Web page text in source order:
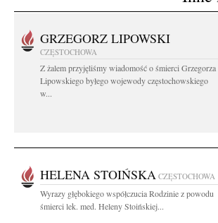
GRZEGORZ LIPOWSKI
CZĘSTOCHOWA
Z żalem przyjęliśmy wiadomość o śmierci Grzegorza
Lipowskiego byłego wojewody częstochowskiego
w...
HELENA STOIŃSKA CZĘSTOCHOWA
Wyrazy głębokiego współczucia Rodzinie z powodu
śmierci lek. med. Heleny Stoińskiej...